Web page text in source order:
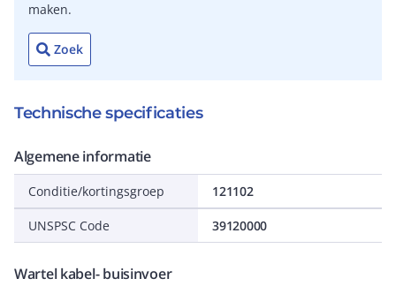
maken.
Zoek
Technische specificaties
Algemene informatie
Conditie/kortingsgroep 121102
UNSPSC Code 39120000
Wartel kabel- buisinvoer